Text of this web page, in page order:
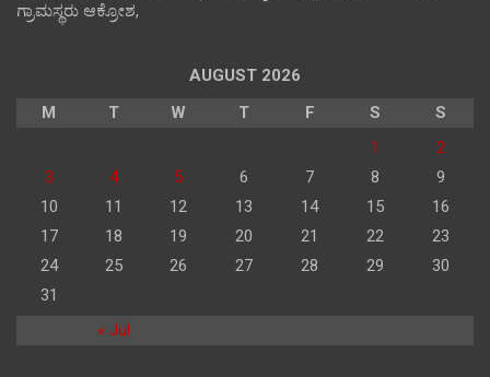
ಗ್ರಾಮಸ್ಥರು ಆಕ್ರೋಶ,
AUGUST 2026
M
T W T F S S
« Jul
1
2
3
4 5 6 7 8
9
10
11 12 13 14 15
16
17
18 19 20 21 22
23
24
25 26 27 28 29
30
31